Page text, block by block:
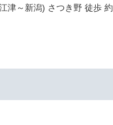
津～新潟) さつき野 徒歩 約